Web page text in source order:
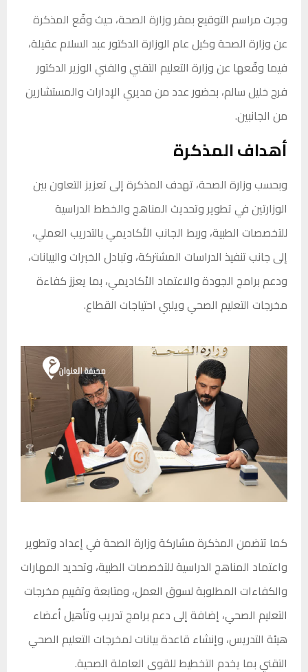
وجرت مراسم التوقيع بمقر وزارة الصحة، حيث وقّع المذكرة
عن وزارة الصحة وكيل عام الوزارة الدكتور عبد السلام عقيلة،
فيما وقّعها عن وزارة التعليم التقني والفني الوزير الدكتور
فرج خليل سالم، بحضور عدد من مديري الإدارات والمستشارين
من الجانبين.
أهداف المذكرة
وبحسب وزارة الصحة، تهدف المذكرة إلى تعزيز التعاون بين
الوزارتين في تطوير وتحديث المناهج والخطط الدراسية
للتخصصات الطبية، وربط الجانب الأكاديمي بالتدريب العملي،
إلى جانب تنفيذ الدراسات المشتركة، وتبادل الخبرات والبيانات،
ودعم برامج الجودة والاعتماد الأكاديمي، بما يعزز كفاءة
مخرجات التعليم الصحي ويلبي احتياجات القطاع.
كما تتضمن المذكرة مشاركة وزارة الصحة في إعداد وتطوير
واعتماد المناهج الدراسية للتخصصات الطبية، وتحديد المهارات
والكفاءات المطلوبة لسوق العمل، ومتابعة وتقييم مخرجات
التعليم الصحي، إضافة إلى دعم برامج تدريب وتأهيل أعضاء
هيئة التدريس، وإنشاء قاعدة بيانات لمخرجات التعليم الصحي
التقني بما يخدم التخطيط للقوى العاملة الصحية.